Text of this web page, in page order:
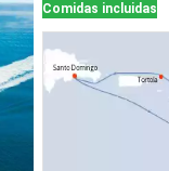
Comidas incluidas